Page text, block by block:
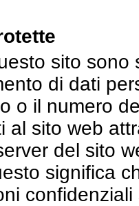
sito
di dati
o il numero
al sito web
del sito
significa